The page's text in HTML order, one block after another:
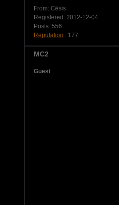
From: Cēsis
Registered: 2012-12-04
Posts: 556
Reputation : 177
MC2
Guest